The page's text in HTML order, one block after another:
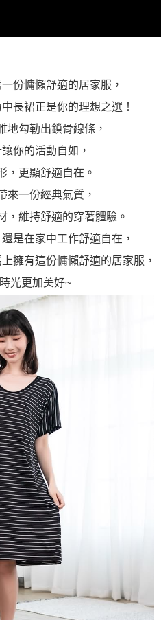
份慵懶舒適的居家服，
長裙正是你的理想之選！
地勾勒出鎖骨線條，
你的活動自如，
，更顯舒適自在。
來一份經典氣質，
，維持舒適的穿著體驗。
是在家中工作舒適自在，
擁有這份慵懶舒適的居家服，
光更加美好~